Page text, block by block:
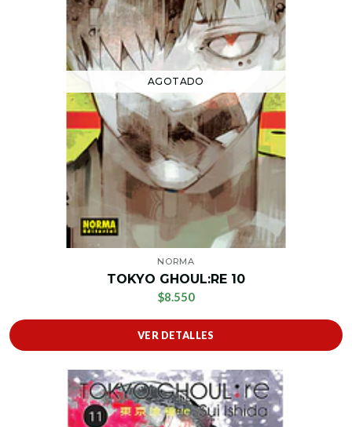
AGOTADO
NORMA
TOKYO GHOUL:RE 10
$8.550
VER DETALLES